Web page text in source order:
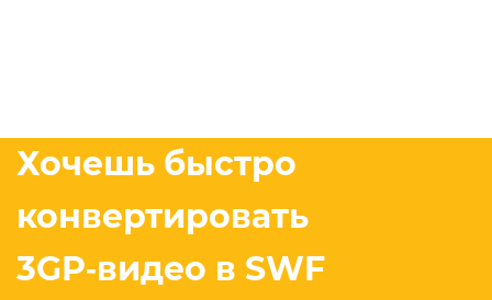
Хочешь быстро
конвертировать
3GP‑видео в SWF